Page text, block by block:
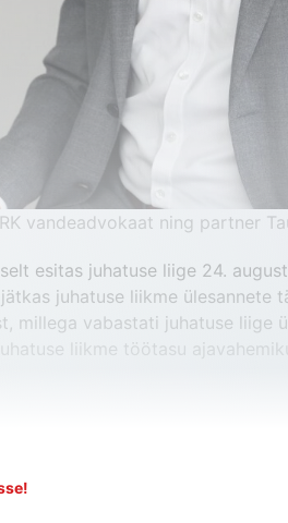
vandeadvokaat ning partner
esitas juhatuse liige 24.
juhatuse liikme ülesannete
millega vabastati juhatuse liige
liikme töötasu